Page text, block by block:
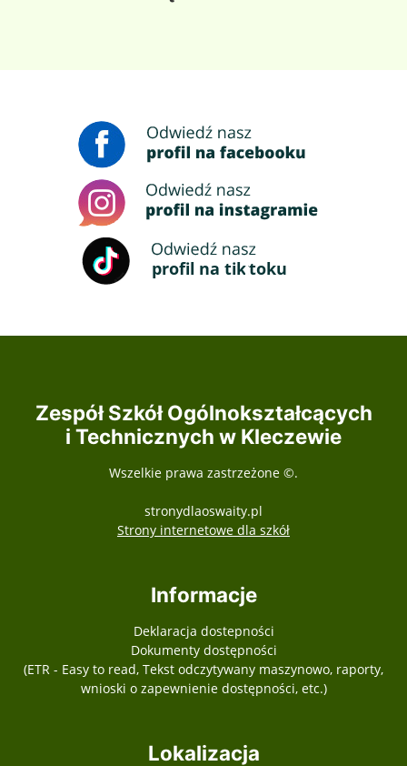
Zespół Szkół Ogólnokształcących
i Technicznych w Kleczewie
Wszelkie prawa zastrzeżone ©.
stronydlaoswaity.pl
Strony internetowe dla szkółotwiera się w
Informacje
Deklaracja dostepności
Dokumenty dostępności
(ETR - Easy to read, Tekst odczytywany maszynowo, raporty,
wnioski o zapewnienie dostępności, etc.)
Lokalizacja